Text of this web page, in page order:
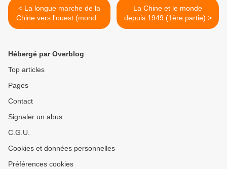
< La longue marche de la
Chine vers l'ouest (monde-
diplomatique.fr)
La Chine et le monde
depuis 1949 (1ère partie) >
Hébergé par Overblog
Top articles
Pages
Contact
Signaler un abus
C.G.U.
Cookies et données personnelles
Préférences cookies